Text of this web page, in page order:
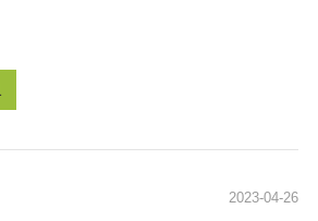
2023-04-26